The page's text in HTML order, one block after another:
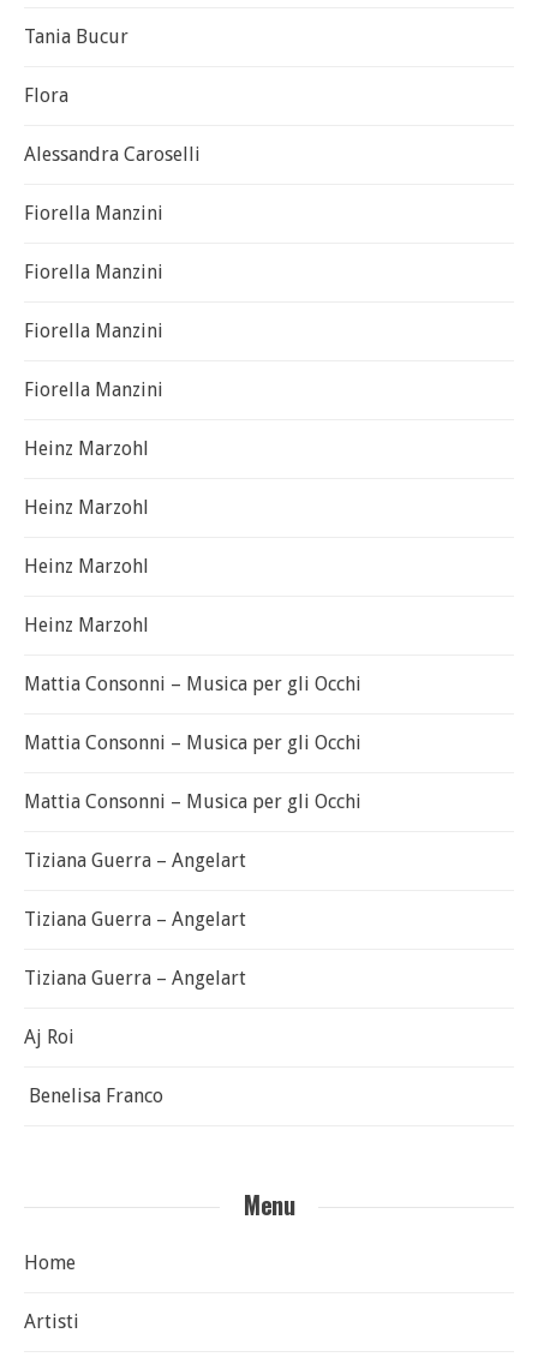
Tania Bucur
Flora
Alessandra Caroselli
Fiorella Manzini
Fiorella Manzini
Fiorella Manzini
Fiorella Manzini
Heinz Marzohl
Heinz Marzohl
Heinz Marzohl
Heinz Marzohl
Mattia Consonni – Musica per gli Occhi
Mattia Consonni – Musica per gli Occhi
Mattia Consonni – Musica per gli Occhi
Tiziana Guerra – Angelart
Tiziana Guerra – Angelart
Tiziana Guerra – Angelart
Aj Roi
Benelisa Franco
Menu
Home
Artisti